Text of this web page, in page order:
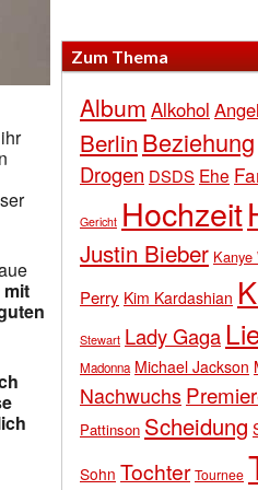
mit
Zum Thema
Album Alkohol
Berlin Beziehung
Drogen DSDS Ehe
Gericht Hochzeit
Justin Bieber Kanye
Perry Kim Kardashian
Stewart Lady Gaga
Madonna Michael Jackson
Nachwuchs
Pattinson Scheidung
Sohn Tochter Tournee